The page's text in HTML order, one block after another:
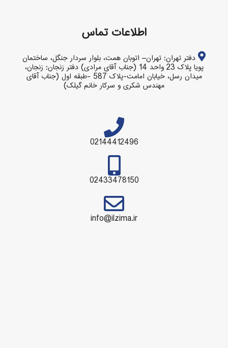
اطلاعات تماس
دفتر تهران: تهران– اتوبان همت، بلوار سردار جنگل، ساختمان
پویا پلاک 23 واحد 14 (جناب آقای مرادی) دفتر زنجان: زنجان،
میدان رسل، خیابان امامت-پلاک 587 -طبقه اول (جناب آقای
مهندس شکری و سرکار خانم گیلک)
02144412496
02433478150
info@ilzima.ir